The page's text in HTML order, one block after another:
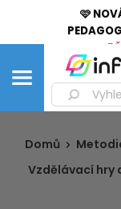
🩷
Domů
Vzdělávací hry